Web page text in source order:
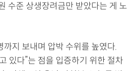
수준 상생장려금만 받았다는 게 노
지 보내며 압박 수위를 높였다.
있다”는 점을 입증하기 위한 절차